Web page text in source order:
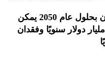
الإجهاد الحراري في تربية الألبان بحلول عام 2050 يمكن
أن يصل إلى خسارة قدرها 30 مليار دولار سنويًا وفقدان